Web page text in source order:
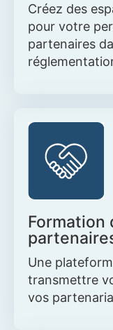
Créez des
pour votre
partenaires
Formation
Une
transmettre
vos